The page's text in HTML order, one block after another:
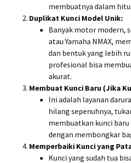
membuatnya dalam
Duplikat Kunci Model Unik:
Banyak motor modern,
atau Yamaha NMAX,
dan bentuk yang lebih
profesional bisa
akurat.
Membuat Kunci Baru (Jika
Ini adalah layanan
hilang sepenuhnya,
membuatkan kunci baru
dengan membongkar
Memperbaiki Kunci yang
Kunci yang sudah tua